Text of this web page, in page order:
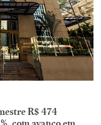
R$ 474